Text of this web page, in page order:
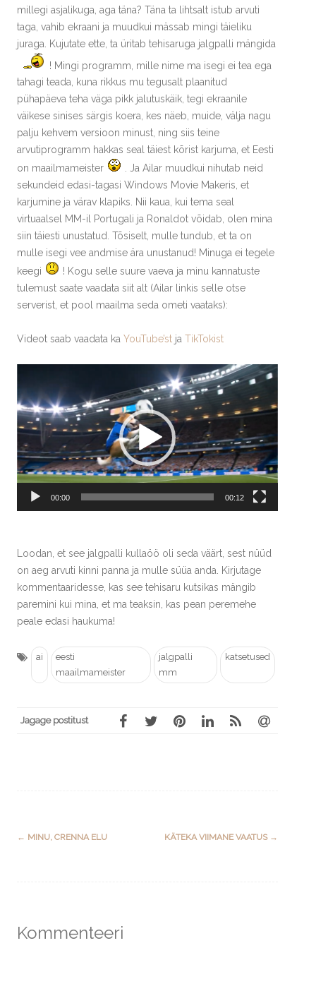
millegi asjalikuga, aga täna? Täna ta lihtsalt istub arvuti
taga, vahib ekraani ja muudkui mässab mingi täieliku
juraga. Kujutate ette, ta üritab tehisaruga jalgpalli mängida
! Mingi programm, mille nime ma isegi ei tea ega
tahagi teada, kuna rikkus mu tegusalt plaanitud
pühapäeva teha väga pikk jalutuskäik, tegi ekraanile
väikese sinises särgis koera, kes näeb, muide, välja nagu
palju kehvem versioon minust, ning siis teine
arvutiprogramm hakkas seal täiest kõrist karjuma, et Eesti
on maailmameister
. Ja Ailar muudkui nihutab neid
sekundeid edasi-tagasi Windows Movie Makeris, et
karjumine ja värav klapiks. Nii kaua, kui tema seal
virtuaalsel MM-il Portugali ja Ronaldot võidab, olen mina
siin täiesti unustatud. Tõsiselt, mulle tundub, et ta on
mulle isegi vee andmise ära unustanud! Minuga ei tegele
keegi
! Kogu selle suure vaeva ja minu kannatuste
tulemust saate vaadata siit alt (Ailar linkis selle otse
serverist, et pool maailma seda ometi vaataks):
Videot saab vaadata ka YouTube’st ja TikTokist
00:00 00:12
Loodan, et see jalgpalli kullaöö oli seda väärt, sest nüüd
on aeg arvuti kinni panna ja mulle süüa anda. Kirjutage
kommentaaridesse, kas see tehisaru kutsikas mängib
paremini kui mina, et ma teaksin, kas pean peremehe
peale edasi haukuma!
ai
eesti
maailmameister
jalgpalli
mm
katsetused
Jagage postitust
Post
← MINU, CRENNA ELU KÄTEKA VIIMANE VAATUS →
Kommenteeri